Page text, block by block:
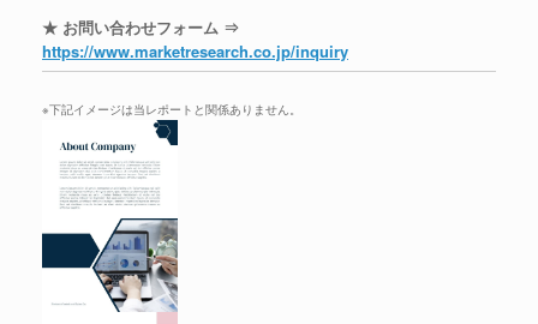
★ お問い合わせフォーム ⇒
https://www.marketresearch.co.jp/inquiry
※下記イメージは当レポートと関係ありません。